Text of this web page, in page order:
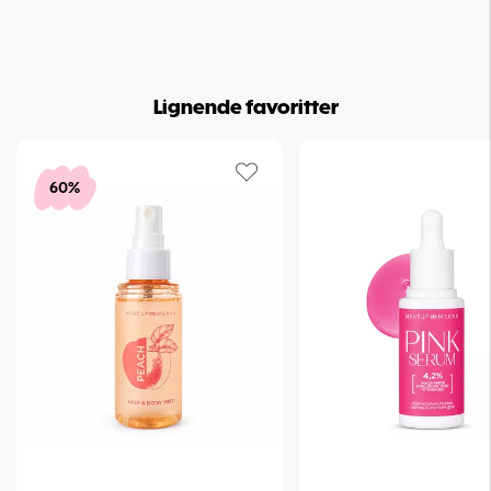
Vil du ha ekstra varighet og et jevnere duftspor? Påfør en nøytral
body lotion (uten parfyme) først, og spray deretter på huden når
får en mer langvarig, smooth utvikling gjennom dagen.
She’s Free er en clean floral Eau de Parfum med sitrus og solbær i
toppen, lavendel og hvite blomster i hjertet og en myk base av
vanilje, amber og musk.
Er She’s Free en hverdagsparfyme?
Ja. Den er laget som en moderne signaturduft som er enkel å bruke
fra morgen til kveld – både til jobb, skole og fritid.
Lignende favoritter
60%